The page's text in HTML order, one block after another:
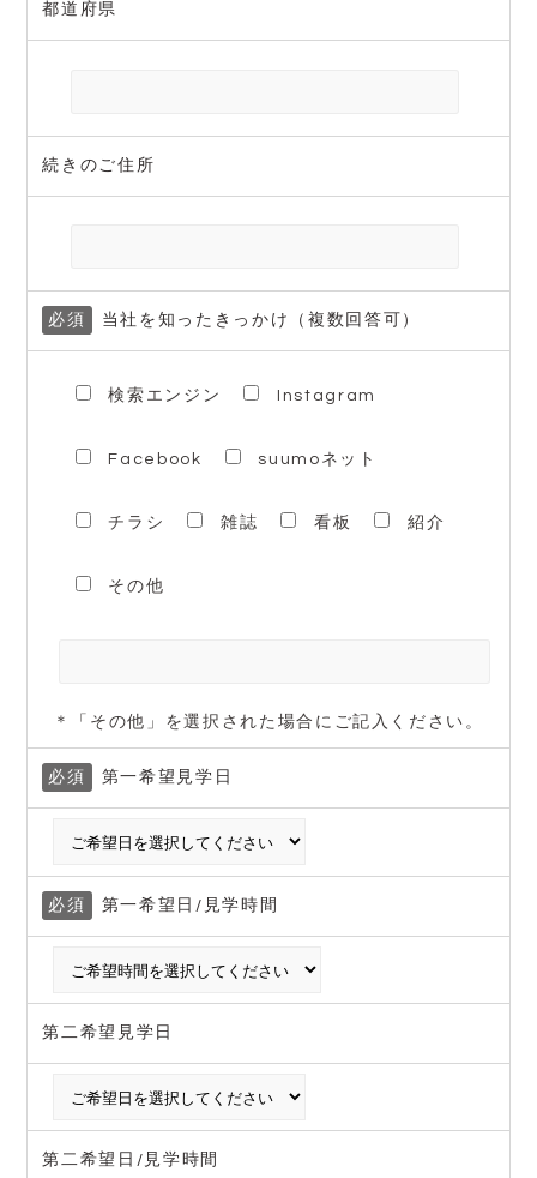
都道府県
続きのご住所
必須 当社を知ったきっかけ（複数回答可）
検索エンジン Instagram
Facebook suumoネット
チラシ 雑誌 看板 紹介
その他
＊「その他」を選択された場合にご記入ください。
必須 第一希望見学日
必須 第一希望日/見学時間
第二希望見学日
第二希望日/見学時間